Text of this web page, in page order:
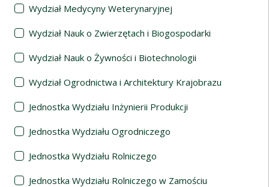
Wydział Medycyny Weterynaryjnej
Wydział Nauk o Zwierzętach i Biogospodarki
Wydział Nauk o Żywności i Biotechnologii
Wydział Ogrodnictwa i Architektury Krajobrazu
Jednostka Wydziału Inżynierii Produkcji
Jednostka Wydziału Ogrodniczego
Jednostka Wydziału Rolniczego
Jednostka Wydziału Rolniczego w Zamościu